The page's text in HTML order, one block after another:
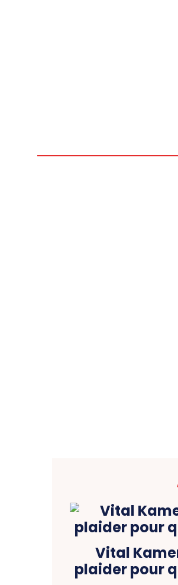
Vital
plaider pour